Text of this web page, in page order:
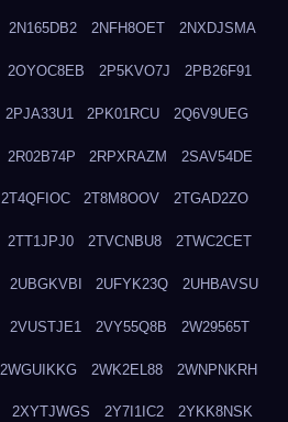
2N165DB2 2NFH8OET 2NXDJSMA
2OYOC8EB 2P5KVO7J 2PB26F91
2PJA33U1 2PK01RCU 2Q6V9UEG
2R02B74P 2RPXRAZM 2SAV54DE
2T4QFIOC 2T8M8OOV 2TGAD2ZO
2TT1JPJ0 2TVCNBU8 2TWC2CET
2UBGKVBI 2UFYK23Q 2UHBAVSU
2VUSTJE1 2VY55Q8B 2W29565T
2WGUIKKG 2WK2EL88 2WNPNKRH
2XYTJWGS 2Y7I1IC2 2YKK8NSK